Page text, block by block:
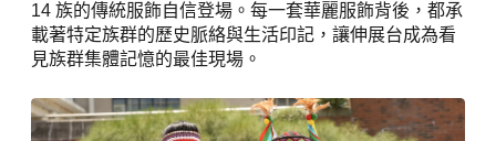
14 族的傳統服飾自信登場。每一套華麗服飾背後，都承
載著特定族群的歷史脈絡與生活印記，讓伸展台成為看
見族群集體記憶的最佳現場。